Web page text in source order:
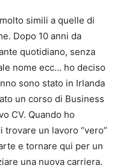
simili a quelle di
Dopo 10 anni da
quotidiano, senza
nome ecc… ho deciso
sono stato in Irlanda
un corso di Business
CV. Quando ho
un lavoro “vero”
e tornare qui per un
una nuova carriera.